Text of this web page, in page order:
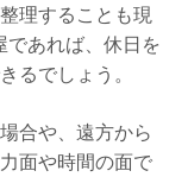
理することも現
であれば、休日を
るでしょう。
合や、遠方から
面や時間の面で